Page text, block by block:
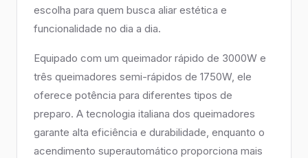
escolha para quem busca aliar estética e
funcionalidade no dia a dia.
Equipado com um queimador rápido de 3000W e
três queimadores semi-rápidos de 1750W, ele
oferece potência para diferentes tipos de
preparo. A tecnologia italiana dos queimadores
garante alta eficiência e durabilidade, enquanto o
acendimento superautomático proporciona mais